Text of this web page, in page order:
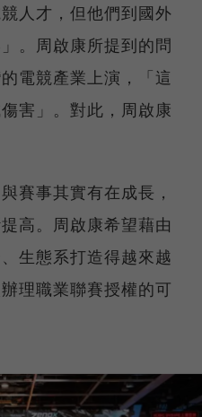
人才，但他們到國外
。周啟康所提到的問
電競產業上演，「這
害」。對此，周啟康
賽事其實有在成長，
高。周啟康希望藉由
生態系打造得越來越
理職業聯賽授權的可